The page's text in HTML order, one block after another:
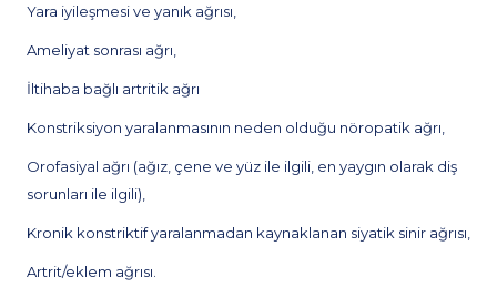
Yara iyileşmesi ve yanık ağrısı,
Ameliyat sonrası ağrı,
İltihaba bağlı artritik ağrı
Konstriksiyon yaralanmasının neden olduğu nöropatik ağrı,
Orofasiyal ağrı (ağız, çene ve yüz ile ilgili, en yaygın olarak diş
sorunları ile ilgili),
Kronik konstriktif yaralanmadan kaynaklanan siyatik sinir ağrısı,
Artrit/eklem ağrısı.